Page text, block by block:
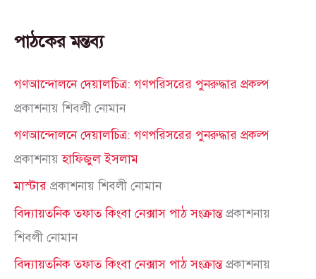
পাঠকের মন্তব্য
গণআন্দোলনে দেয়ালচিত্র: গণপরিসরের পুনরুদ্ধার প্রকল্প
প্রকাশনায়শিবলী নোমান
গণআন্দোলনে দেয়ালচিত্র: গণপরিসরের পুনরুদ্ধার প্রকল্প
প্রকাশনায়হাফিজুল ইসলাম
মাস্টার প্রকাশনায়শিবলী নোমান
বিদ্যায়তনিক তফাত কিংবা নেক্সাস পাঠ সংক্রান্তপ্রকাশনায়
শিবলী নোমান
বিদ্যায়তনিক তফাত কিংবা নেক্সাস পাঠ সংক্রান্তপ্রকাশনায়